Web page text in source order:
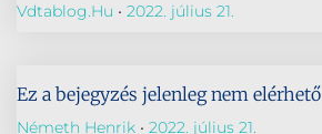
Vdtablog.hu 2022. július 21.
Ez a bejegyzés jelenleg nem elérhető
Németh Henrik 2022. július 21.